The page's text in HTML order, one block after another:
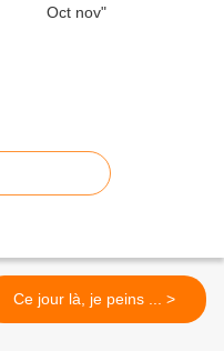
Ce jour là, je peins ... >